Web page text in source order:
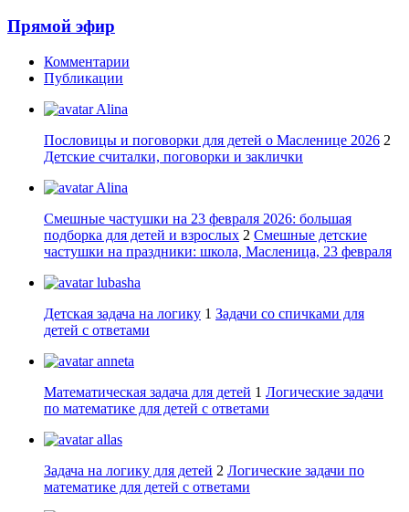
Прямой эфир
Комментарии
Публикации
Alina
Пословицы и поговорки для детей о Масленице 2026 2
Детские считалки, поговорки и заклички
Alina
Смешные частушки на 23 февраля 2026: большая
подборка для детей и взрослых 2 Смешные детские
частушки на праздники: школа, Масленица, 23 февраля
lubasha
Детская задача на логику 1 Задачи со спичками для
детей с ответами
anneta
Математическая задача для детей 1 Логические задачи
по математике для детей с ответами
allas
Задача на логику для детей 2 Логические задачи по
математике для детей с ответами